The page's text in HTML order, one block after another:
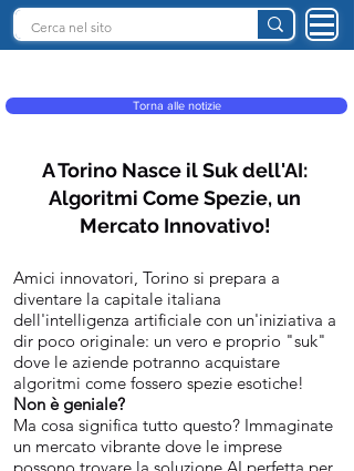
Torna alle notizie
A Torino Nasce il Suk dell'AI:
Algoritmi Come Spezie, un
Mercato Innovativo!
Amici innovatori, Torino si prepara a
diventare la capitale italiana
dell'intelligenza artificiale con un'iniziativa a
dir poco originale: un vero e proprio "suk"
dove le aziende potranno acquistare
algoritmi come fossero spezie esotiche!
Non è geniale?
Ma cosa significa tutto questo? Immaginate
un mercato vibrante dove le imprese